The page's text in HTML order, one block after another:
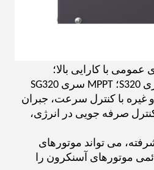
با کارایی بالا؛
غیره با کنترل سرعت، جبران
صرفه جویی در انرژی،
می تواند موتورهای
موتورهای آسنکرون را